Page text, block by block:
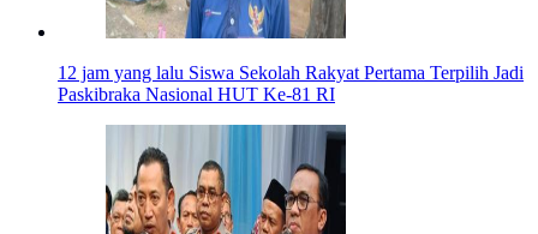
12 jam yang lalu Siswa Sekolah Rakyat Pertama Terpilih Jadi
Paskibraka Nasional HUT Ke-81 RI